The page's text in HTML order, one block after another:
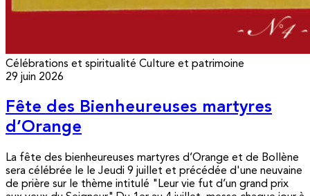
Célébrations et spiritualité Culture et patrimoine
29 juin 2026
Fête des Bienheureuses martyres
d’Orange
La fête des bienheureuses martyres d’Orange et de Bollène
sera célébrée le le Jeudi 9 juillet et précédée d'une neuvaine
de prière sur le thème intitulé "Leur vie fut d’un grand prix